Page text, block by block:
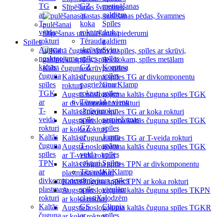
TG
ar
T-
veida
rokturi
Augsta
noslogojuma
kaltās
čuguna
spīles
TGK
ar
T-
veida
rokturi
Kaltās
čuguna
spīles
TPN
ar
divkomponentu
plastmasa
rokturi
Kaltās
čuguna
GZ
ar
koka
rokturi
Tērauda
skrūvju
spīles
GZ
ar
pagriežamu
rokturi
Tērauda
skrūvju
spīle
GZ
ar
T-
veida
rokturi
Tērauda
skrūvju
spīle
classiX
GS
ar
metināšanas
galdiem
Spīles
darba
galdiem
Sviru
spīles
Korpusa
spīles
GearKlamp
spīles
Ar vienu
roku
saspiežamas
spīles
Jumta
spāru
spīles
Spīles
KliKlamp
un spīles
vieglām
slodzēm
Clippix
spīles
Slīpēšanas švammes
Slīpēšanas un pulēšanas piederumi
Spīles
Kaltā čuguna skrūvju spīles
Kaltās čuguna spīles TG ar divkomponentu
rokturi
Augsta noslogojuma kaltās čuguna spīles TGK
ar divkomponentu rokturi
Kaltās čuguna spīles TG ar koka rokturi
Augsta noslogojuma kaltās čuguna spīles TGK
ar koka rokturi
Kaltās čuguna spīles TG ar T-veida rokturi
Augsta noslogojuma kaltās čuguna spīles TGK
ar T-veida rokturi
Kaltās čuguna spīles TPN ar divkomponentu
plastmasa rokturi
Kaltās čuguna spīles TPN ar koka rokturi
Augsta noslogojuma kaltās čuguna spīles TKPN
ar koka rokturi
Augsta noslogojuma kaltās čuguna spīles TGKR